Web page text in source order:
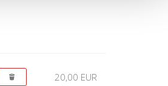
20,00 EUR